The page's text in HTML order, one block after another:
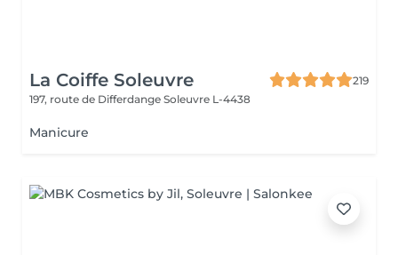
La Coiffe Soleuvre
219
197, route de Differdange Soleuvre L-4438
Manicure